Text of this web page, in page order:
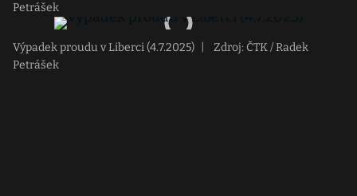
Petrášek
Výpadek proudu v Liberci (4.7.2025)
Zdroj: ČTK / Radek
Petrášek